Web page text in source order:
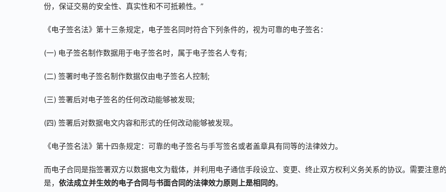
份，保证交易的安全性、真实性和不可抵赖性。”
《电子签名法》第十三条规定，电子签名同时符合下列条件的，视为可靠的电子签名：
(一) 电子签名制作数据用于电子签名时，属于电子签名人专有;
(二) 签署时电子签名制作数据仅由电子签名人控制;
(三) 签署后对电子签名的任何改动能够被发现;
(四) 签署后对数据电文内容和形式的任何改动能够被发现。
《电子签名法》第十四条规定：可靠的电子签名与手写签名或者盖章具有同等的法律效力。
而电子合同是指签署双方以数据电文为载体，并利用电子通信手段设立、变更、终止双方权利义务关系的协议。需要注意的
是， 依法成立并生效的电子合同与书面合同的法律效力原则上是相同的。